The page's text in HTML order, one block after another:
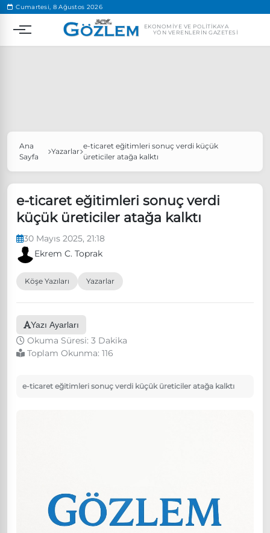
Cumartesi, 8 Ağustos 2026
EKONOMIYE VE POLITIKAYA
YÖN VERENLERIN GAZETESI
Popüler Aramalar
Özgür Özel, Ekrem İmamoğlu’nu ziyaret edecek
Ünlü çift bir etkinliğe daha katılmama kararı aldı
Ana
Sayfa
Yazarlar
e-ticaret eğitimleri sonuç verdi küçük
üreticiler atağa kalktı
e-ticaret eğitimleri sonuç verdi
küçük üreticiler atağa kalktı
30 Mayıs 2025, 21:18
Ekrem C. Toprak
Köşe Yazıları Yazarlar
Yazı Ayarları
Okuma Süresi: 3 Dakika
Toplam Okunma: 116
e-ticaret eğitimleri sonuç verdi küçük üreticiler atağa kalktı